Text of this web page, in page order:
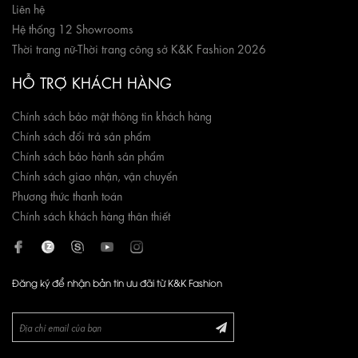
Liên hệ
Hệ thống 12 Showrooms
Thời trang nữ-Thời trang công sở K&K Fashion 2026
HỖ TRỢ KHÁCH HÀNG
Chính sách bảo mật thông tin khách hàng
Chính sách đổi trả sản phẩm
Chính sách bảo hành sản phẩm
Chính sách giao nhận, vận chuyển
Phương thức thanh toán
Chính sách khách hàng thân thiết
Đăng ký để nhận bản tin ưu đãi từ K&K Fashion